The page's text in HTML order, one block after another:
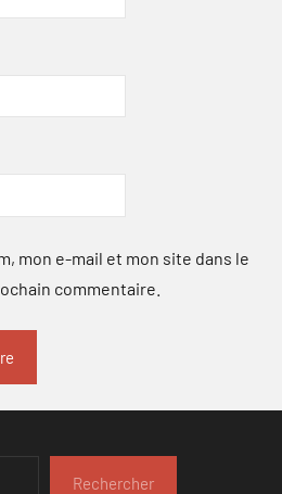
mon e-mail et mon site dans le
commentaire.
Rechercher